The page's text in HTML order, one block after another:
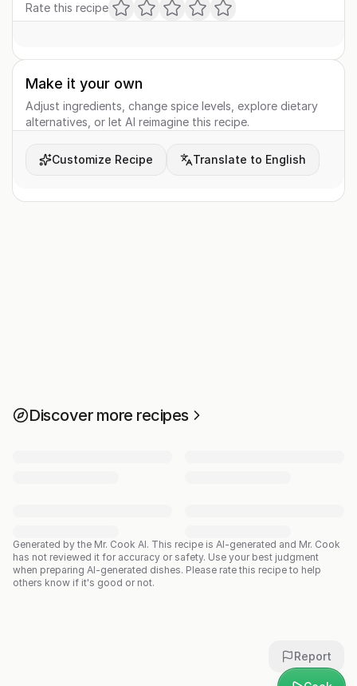
Rate this recipe
Make it your own
Adjust ingredients, change spice levels, explore dietary
alternatives, or let AI reimagine this recipe.
Customize Recipe Translate to English
Discover more recipes
Generated by the Mr. Cook AI. This recipe is AI-generated and Mr. Cook
has not reviewed it for accuracy or safety. Use your best judgment
when preparing AI-generated dishes. Please rate this recipe to help
others know if it's good or not.
Report